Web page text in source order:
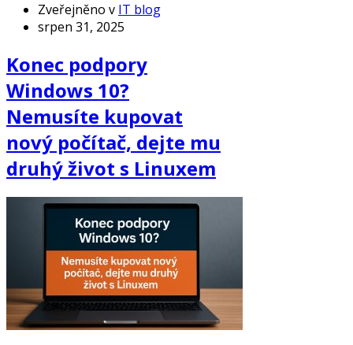
Zveřejněno v IT blog
srpen 31, 2025
Konec podpory
Windows 10?
Nemusíte kupovat
nový počítač, dejte mu
druhý život s Linuxem